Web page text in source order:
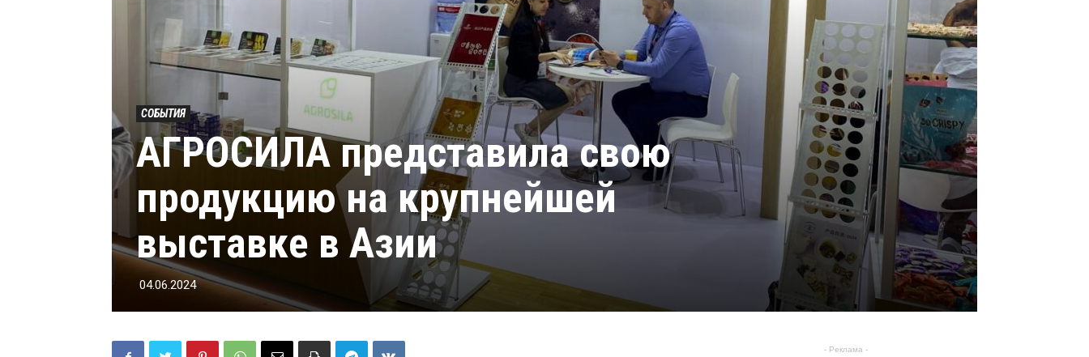
СОБЫТИЯ
АГРОСИЛА представила свою
продукцию на крупнейшей
выставке в Азии
04.06.2024
- Реклама -